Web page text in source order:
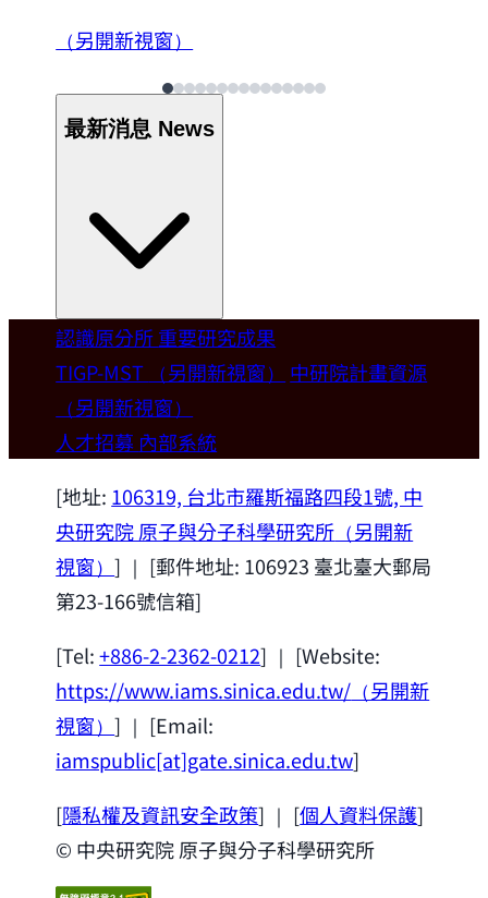
（另開新視窗）
最新消息 News
Welcome
歡迎本所新聘合聘研究員陳俊維特聘教授
(國立台灣大學材料科學與工程學系)。
2026-07-14
認識原分所重要研究成果
TIGP-MST （另開新視窗）
中研院計畫資源
（另開新視窗）
人才招募 內部系統
[地址: 106319, 台北市羅斯福路四段1號, 中
央研究院 原子與分子科學研究所 （另開新
視窗）] ｜ [郵件地址: 106923 臺北臺大郵局
第23-166號信箱]
[Tel:+886-2-2362-0212] ｜ [Website:
https://www.iams.sinica.edu.tw/ （另開新
視窗）] ｜ [Email:
iamspublic[at]gate.sinica.edu.tw]
[隱私權及資訊安全政策] ｜ [個人資料保護]
© 中央研究院 原子與分子科學研究所